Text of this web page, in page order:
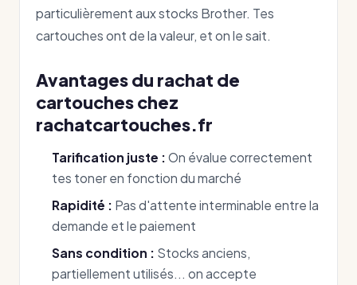
particulièrement aux stocks Brother. Tes
cartouches ont de la valeur, et on le sait.
Avantages du rachat de
cartouches chez
rachatcartouches.fr
Tarification juste : On évalue correctement
tes toner en fonction du marché
Rapidité : Pas d'attente interminable entre la
demande et le paiement
Sans condition : Stocks anciens,
partiellement utilisés... on accepte